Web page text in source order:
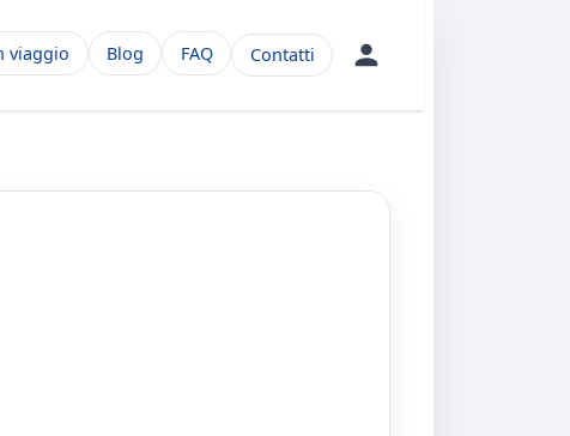
viaggio Blog FAQ Contatti